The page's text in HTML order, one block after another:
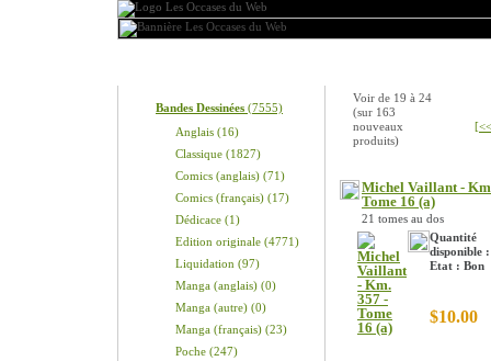
Bandes Dessinées (7555)
Anglais (16)
Classique (1827)
Comics (anglais) (71)
Comics (français) (17)
Dédicace (1)
Edition originale (4771)
Liquidation (97)
Manga (anglais) (0)
Manga (autre) (0)
Manga (français) (23)
Poche (247)
Voir de 19 à 24
(sur 163
nouveaux
produits)
Michel Vaillant -
Tome 16 (a)
21 tomes au dos
Quantité
disponible
Etat : Bon
$10.00